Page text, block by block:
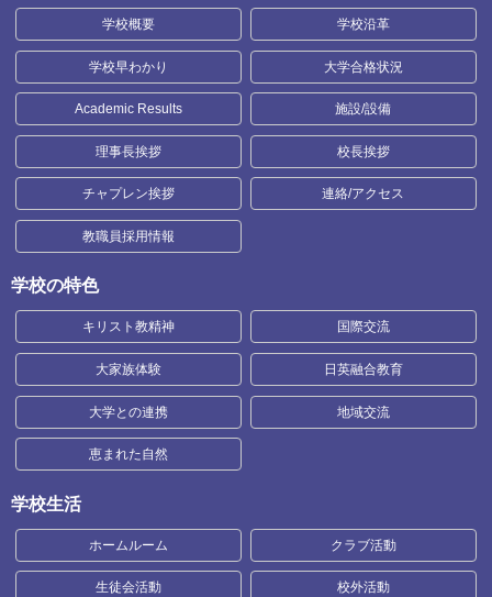
学校概要 学校沿革
学校早わかり 大学合格状況
Academic Results 施設/設備
理事長挨拶 校長挨拶
チャプレン挨拶 連絡/アクセス
教職員採用情報
学校の特色
キリスト教精神 国際交流
大家族体験 日英融合教育
大学との連携 地域交流
恵まれた自然
学校生活
ホームルーム クラブ活動
生徒会活動 校外活動